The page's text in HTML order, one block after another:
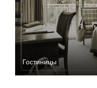
Гостиницы